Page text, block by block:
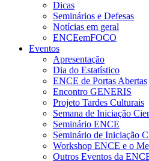
Dicas
Seminários e Defesas
Notícias em geral
ENCEemFOCO
Eventos
Apresentação
Dia do Estatístico
ENCE de Portas Abertas
Encontro GENERIS
Projeto Tardes Culturais
Semana de Iniciação
Seminário ENCE
Seminário de Iniciação
Workshop ENCE e o
Outros Eventos da